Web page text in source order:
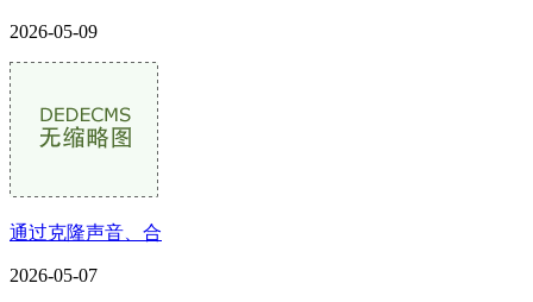
2026-05-09
通过克隆声音、合
2026-05-07